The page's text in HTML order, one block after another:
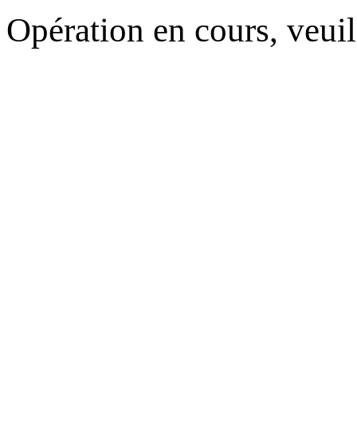
Opération en cours,